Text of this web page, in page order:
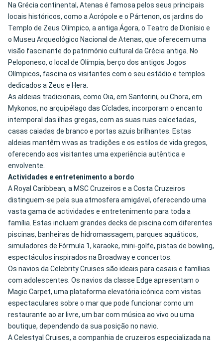
Na Grécia continental, Atenas é famosa pelos seus principais
locais históricos, como a Acrópole e o Pártenon, os jardins do
Templo de Zeus Olímpico, a antiga Ágora, o Teatro de Dionísio e
o Museu Arqueológico Nacional de Atenas, que oferecem uma
visão fascinante do património cultural da Grécia antiga. No
Peloponeso, o local de Olímpia, berço dos antigos Jogos
Olímpicos, fascina os visitantes com o seu estádio e templos
dedicados a Zeus e Hera.
As aldeias tradicionais, como Oia, em Santorini, ou Chora, em
Mykonos, no arquipélago das Cíclades, incorporam o encanto
intemporal das ilhas gregas, com as suas ruas calcetadas,
casas caiadas de branco e portas azuis brilhantes. Estas
aldeias mantêm vivas as tradições e os estilos de vida gregos,
oferecendo aos visitantes uma experiência autêntica e
envolvente.
Actividades e entretenimento a bordo
A Royal Caribbean, a MSC Cruzeiros e a Costa Cruzeiros
distinguem-se pela sua atmosfera amigável, oferecendo uma
vasta gama de actividades e entretenimento para toda a
família. Estas incluem grandes decks de piscina com diferentes
piscinas, banheiras de hidromassagem, parques aquáticos,
simuladores de Fórmula 1, karaoke, mini-golfe, pistas de bowling,
espectáculos inspirados na Broadway e concertos.
Os navios da Celebrity Cruises são ideais para casais e famílias
com adolescentes. Os navios da classe Edge apresentam o
Magic Carpet, uma plataforma elevatória icónica com vistas
espectaculares sobre o mar que pode funcionar como um
restaurante ao ar livre, um bar com música ao vivo ou uma
boutique, dependendo da sua posição no navio.
A Celestyal Cruises, a companhia de cruzeiros especializada na